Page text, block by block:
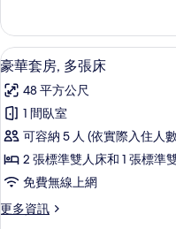
政
樓
層
的
所
有
相
片
行
政
樓
層
的
詳
情
大
雙
人
床
的
所
有
相
片
套
房,
1
特
大
雙
人
床
的
詳
情
顯
示
豪
華
套
房,
張
21
豪華套房, 多張床
48 平方公尺
1 間臥室
可容納 5 人 (依實際入住人
2 張標準雙人床和 1 張標準
免費無線上網
更多資訊
更